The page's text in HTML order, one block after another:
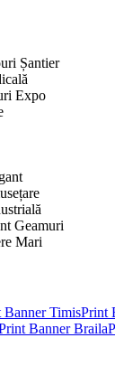
Șantier
Expo
Geamuri
Mari
BannerTimisPrint
BannerBraila